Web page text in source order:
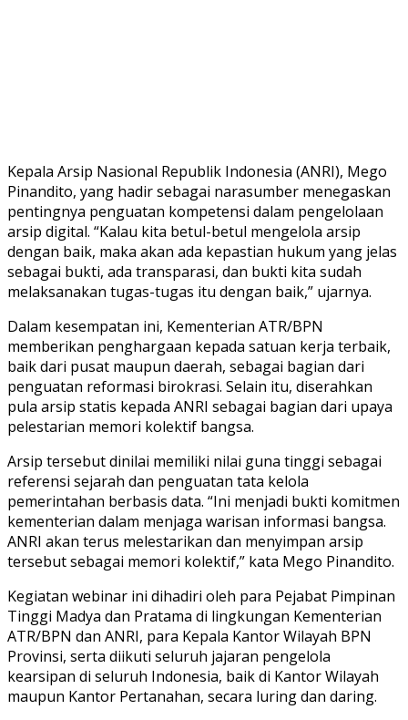
Kepala Arsip Nasional Republik Indonesia (ANRI), Mego
Pinandito, yang hadir sebagai narasumber menegaskan
pentingnya penguatan kompetensi dalam pengelolaan
arsip digital. “Kalau kita betul-betul mengelola arsip
dengan baik, maka akan ada kepastian hukum yang jelas
sebagai bukti, ada transparasi, dan bukti kita sudah
melaksanakan tugas-tugas itu dengan baik,” ujarnya.
Dalam kesempatan ini, Kementerian ATR/BPN
memberikan penghargaan kepada satuan kerja terbaik,
baik dari pusat maupun daerah, sebagai bagian dari
penguatan reformasi birokrasi. Selain itu, diserahkan
pula arsip statis kepada ANRI sebagai bagian dari upaya
pelestarian memori kolektif bangsa.
Arsip tersebut dinilai memiliki nilai guna tinggi sebagai
referensi sejarah dan penguatan tata kelola
pemerintahan berbasis data. “Ini menjadi bukti komitmen
kementerian dalam menjaga warisan informasi bangsa.
ANRI akan terus melestarikan dan menyimpan arsip
tersebut sebagai memori kolektif,” kata Mego Pinandito.
Kegiatan webinar ini dihadiri oleh para Pejabat Pimpinan
Tinggi Madya dan Pratama di lingkungan Kementerian
ATR/BPN dan ANRI, para Kepala Kantor Wilayah BPN
Provinsi, serta diikuti seluruh jajaran pengelola
kearsipan di seluruh Indonesia, baik di Kantor Wilayah
maupun Kantor Pertanahan, secara luring dan daring.